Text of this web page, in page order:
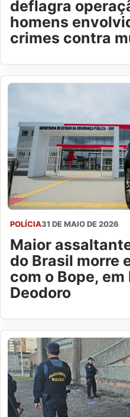
deflagra
homens
crimes contra
POLÍCIA31 DE MAIO DE 2026
Maior
do Brasil morre
com o Bope,
Deodoro